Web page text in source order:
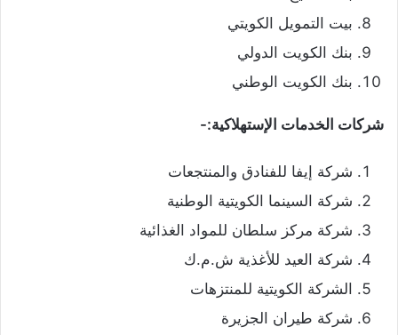
بيت التمويل الكويتي
بنك الكويت الدولي
بنك الكويت الوطني
شركات الخدمات الإستهلاكية:-
شركة إيفا للفنادق والمنتجعات
شركة السينما الكويتية الوطنية
شركة مركز سلطان للمواد الغذائية
شركة العيد للأغذية ش.م.ك
الشركة الكويتية للمنتزهات
شركة طيران الجزيرة